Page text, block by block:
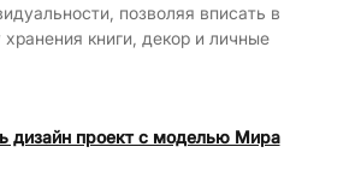
позволяя вписать в
книги, декор и личные
дизайн проект с моделью Мира